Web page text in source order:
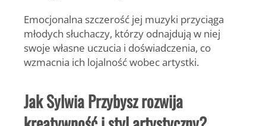
Emocjonalna szczerość jej muzyki przyciąga
młodych słuchaczy, którzy odnajdują w niej
swoje własne uczucia i doświadczenia, co
wzmacnia ich lojalność wobec artystki.
Jak Sylwia Przybysz rozwija